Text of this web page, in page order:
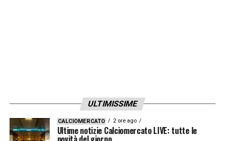
ULTIMISSIME
CALCIOMERCATO 2 ore ago
Ultime notizie Calciomercato LIVE: tutte le